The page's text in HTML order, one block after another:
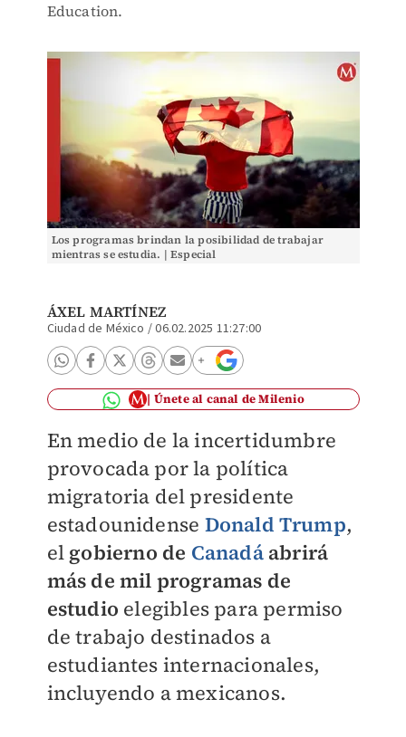
Education.
Los programas brindan la posibilidad de trabajar
mientras se estudia. | Especial
ÁXEL MARTÍNEZ
Ciudad de México /06.02.2025 11:27:00
Únete al canal de Milenio
En medio de la incertidumbre
provocada por la política
migratoria del presidente
estadounidense Donald Trump,
el gobierno de Canadáabrirá
más de mil programas de
estudio elegibles para permiso
de trabajo destinados a
estudiantes internacionales,
incluyendo a mexicanos.